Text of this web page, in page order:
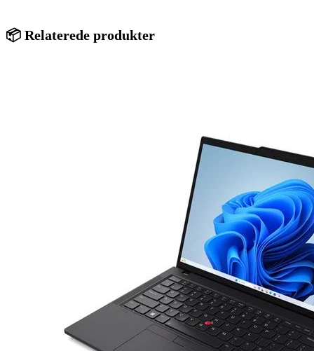
📦 Relaterede produkter